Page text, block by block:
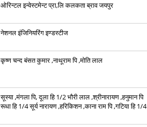
ओरिन्टल इन्वेस्टमेन्ट प्रा,लि कलकता ब्राव जयपुर
नेशनल इंजिनियरिंग इण्डस्टीज
कृष्ण चन्द बंसत कुमार ,नाथूराम पि ,मोति लाल
सूस्या ,मंगला पि, दूला हि 1/2 भौरी लाल ,श्रीनारायण ,हनुमान पि
रूधा हि 1/4 सूर्य नारायण ,हरिकिशन ,काना राम पि ,गटिया हि 1/4